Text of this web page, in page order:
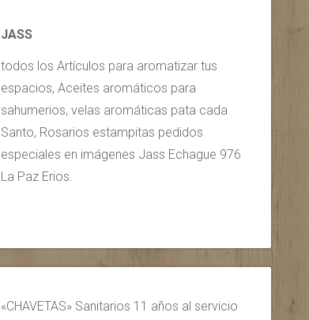
JASS
todos los Artículos para aromatizar tus
espacios, Aceites aromáticos para
sahumerios, velas aromáticas pata cada
Santo, Rosarios estampitas pedidos
especiales en imágenes Jass Echague 976
La Paz Erios.
«CHAVETAS» Sanitarios 11 años al servicio